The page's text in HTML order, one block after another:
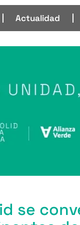
Actualidad
se